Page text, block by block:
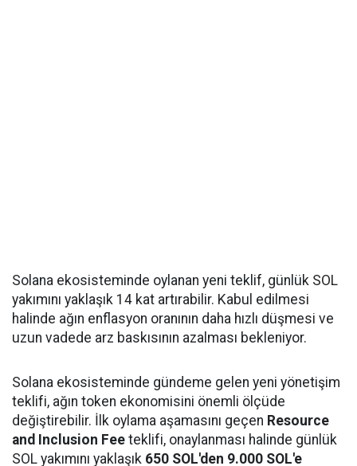
Solana ekosisteminde oylanan yeni teklif, günlük SOL
yakımını yaklaşık 14 kat artırabilir. Kabul edilmesi
halinde ağın enflasyon oranının daha hızlı düşmesi ve
uzun vadede arz baskısının azalması bekleniyor.
Solana ekosisteminde gündeme gelen yeni yönetişim
teklifi, ağın token ekonomisini önemli ölçüde
değiştirebilir. İlk oylama aşamasını geçen Resource
and Inclusion Fee teklifi, onaylanması halinde günlük
SOL yakımını yaklaşık 650 SOL'den 9.000 SOL'e